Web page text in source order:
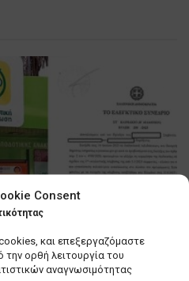
Consent
και επεξεργαζόμαστε
ορθή λειτουργία του
αναγνωσιμότητας